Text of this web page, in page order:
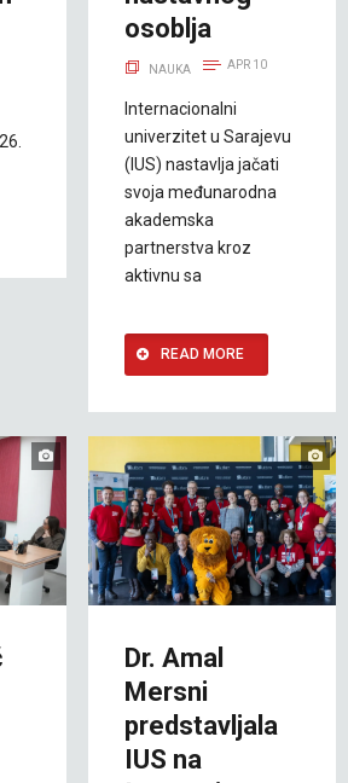
osoblja
NAUKA APR 10
Internacionalni
univerzitet u Sarajevu
(IUS) nastavlja jačati
svoja međunarodna
akademska
partnerstva kroz
aktivnu sa
READ MORE
Dr. Amal
Mersni
predstavljala
IUS na